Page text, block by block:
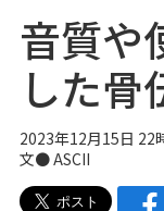
音質や
した骨
2023年12月15日 22
文● ASCII